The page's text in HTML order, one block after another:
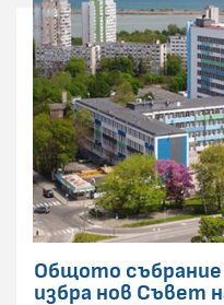
Общото събрание
избра нов Съвет